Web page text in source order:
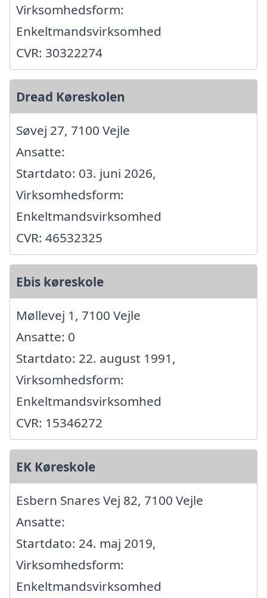
Virksomhedsform:
Enkeltmandsvirksomhed
CVR: 30322274
Dread Køreskolen
Søvej 27, 7100 Vejle
Ansatte:
Startdato: 03. juni 2026,
Virksomhedsform:
Enkeltmandsvirksomhed
CVR: 46532325
Ebis køreskole
Møllevej 1, 7100 Vejle
Ansatte: 0
Startdato: 22. august 1991,
Virksomhedsform:
Enkeltmandsvirksomhed
CVR: 15346272
EK Køreskole
Esbern Snares Vej 82, 7100 Vejle
Ansatte:
Startdato: 24. maj 2019,
Virksomhedsform:
Enkeltmandsvirksomhed